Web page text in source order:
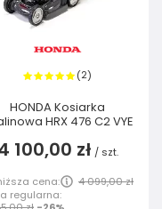
(2)
HONDA Kosiarka
HRX 476 C2 VYE
100,00 zł / szt.
cena:
4 099,00 zł
regularna: